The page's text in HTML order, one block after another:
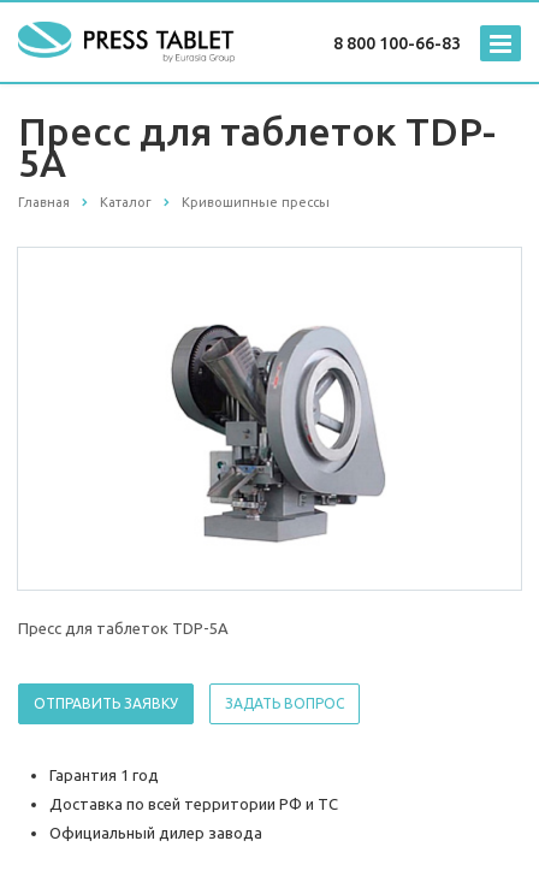
8 800 100-66-83
Пресс для таблеток TDP-
5A
Главная Каталог Кривошипные прессы
Пресс для таблеток TDP-5A
ОТПРАВИТЬ ЗАЯВКУ ЗАДАТЬ ВОПРОС
Гарантия 1 год
Доставка по всей территории РФ и ТС
Официальный дилер завода